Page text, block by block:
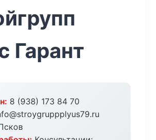
Гарант
8 (938) 173 84 70